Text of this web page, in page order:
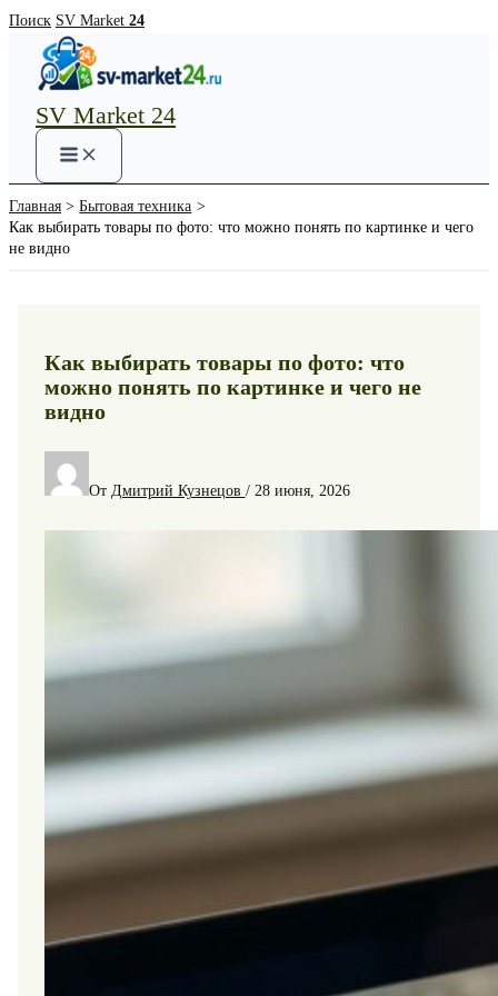
Перейти
содержимому
Поиск SV Market 24
SV Market 24
Main
Menu
Главная
Бытовая техника
Как выбирать товары по фото: что можно понять по картинке и чего
не видно
Как выбирать товары по фото: что
можно понять по картинке и чего не
видно
От Дмитрий Кузнецов / 28 июня, 2026